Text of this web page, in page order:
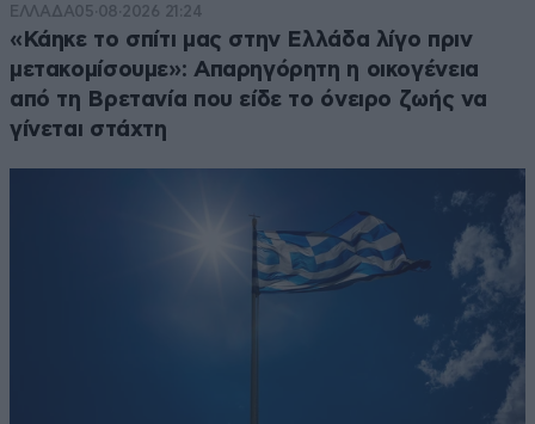
ΕΛΛΑΔΑ05·08·2026 21:24
«Κάηκε το σπίτι μας στην Ελλάδα λίγο πριν
μετακομίσουμε»: Απαρηγόρητη η οικογένεια
από τη Βρετανία που είδε το όνειρο ζωής να
γίνεται στάχτη